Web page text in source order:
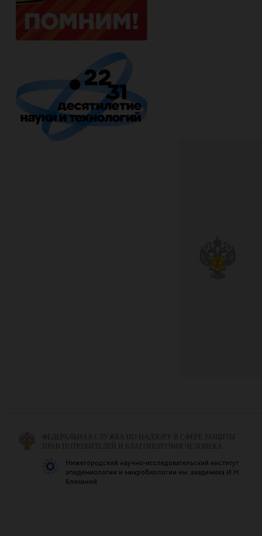
ФЕДЕРАЛЬНАЯ СЛУЖБА ПО НАДЗОРУ В СФЕРЕ ЗАЩИТЫ
ПРАВ ПОТРЕБИТЕЛЕЙ И БЛАГОПОЛУЧИЯ ЧЕЛОВЕКА
Нижегородский научно-исследовательский институт
эпидемиологии и микробиологии им. академика И.Н.
Блохиной